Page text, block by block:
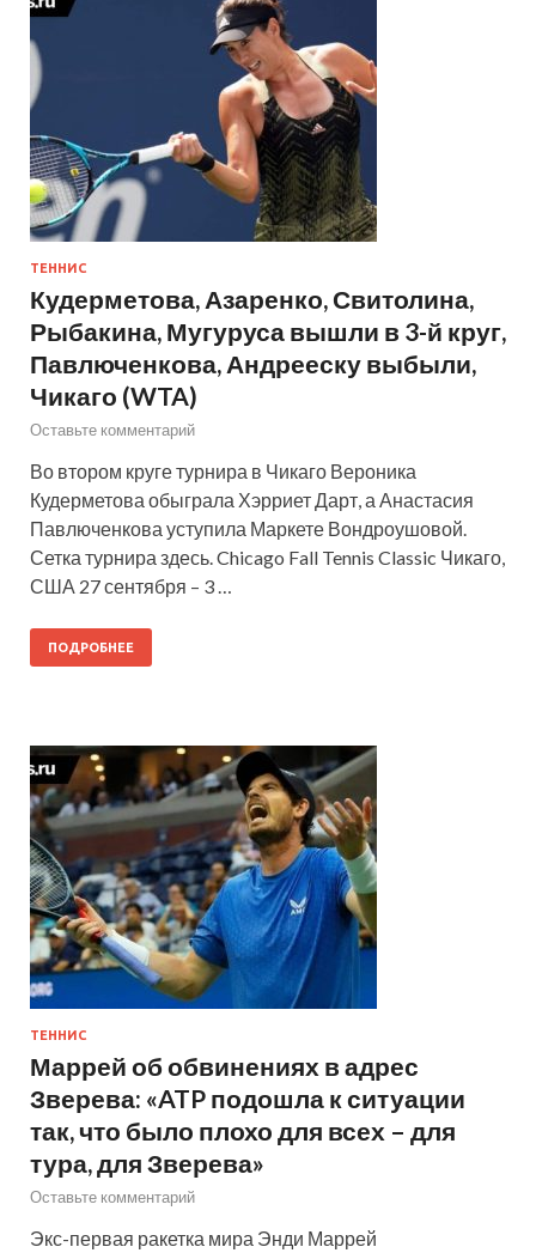
ТЕННИС
Кудерметова, Азаренко, Свитолина,
Рыбакина, Мугуруса вышли в 3-й круг,
Павлюченкова, Андрееску выбыли,
Чикаго (WTA)
Оставьте комментарий
Во втором круге турнира в Чикаго Вероника
Кудерметова обыграла Хэрриет Дарт, а Анастасия
Павлюченкова уступила Маркете Вондроушовой.
Сетка турнира здесь. Chicago Fall Tennis Classic Чикаго,
США 27 сентября – 3 …
ПОДРОБНЕЕ
ТЕННИС
Маррей об обвинениях в адрес
Зверева: «ATP подошла к ситуации
так, что было плохо для всех – для
тура, для Зверева»
Оставьте комментарий
Экс-первая ракетка мира Энди Маррей